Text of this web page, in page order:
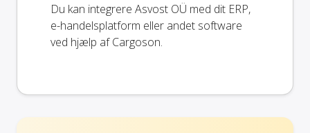
Du kan integrere Asvost OÜ med dit ERP,
e-handelsplatform eller andet software
ved hjælp af Cargoson.